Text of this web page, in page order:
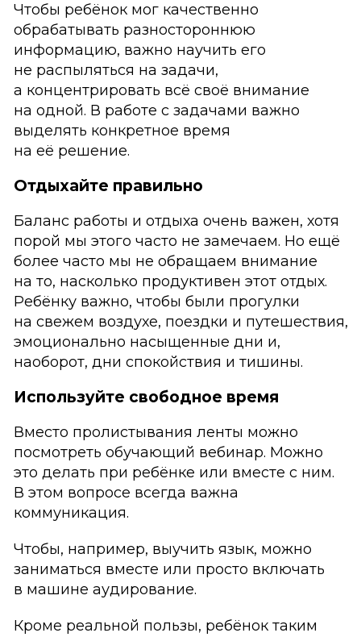
Чтобы ребёнок мог качественно
обрабатывать разностороннюю
информацию, важно научить его
не распыляться на задачи,
а концентрировать всё своё внимание
на одной. В работе с задачами важно
выделять конкретное время
на её решение.
Отдыхайте правильно
Баланс работы и отдыха очень важен, хотя
порой мы этого часто не замечаем. Но ещё
более часто мы не обращаем внимание
на то, насколько продуктивен этот отдых.
Ребёнку важно, чтобы были прогулки
на свежем воздухе, поездки и путешествия,
эмоционально насыщенные дни и,
наоборот, дни спокойствия и тишины.
Используйте свободное время
Вместо пролистывания ленты можно
посмотреть обучающий вебинар. Можно
это делать при ребёнке или вместе с ним.
В этом вопросе всегда важна
коммуникация.
Чтобы, например, выучить язык, можно
заниматься вместе или просто включать
в машине аудирование.
Кроме реальной пользы, ребёнок таким